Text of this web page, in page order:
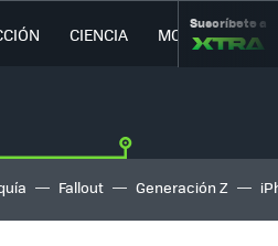
CIENCIA MOVILIDAD
Suscríbete a
Fallout Generación Z